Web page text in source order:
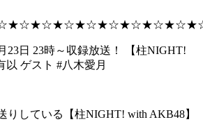
23日 23時～収録放送！ 【柱NIGHT!
以 ゲスト #八木愛月
りしている【柱NIGHT! with AKB48】